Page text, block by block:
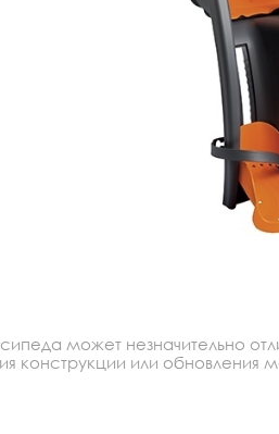
может незначительно
конструкции или обновления